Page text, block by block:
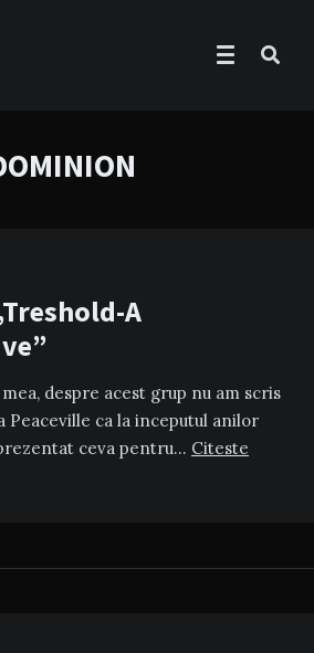
A
despre acest grup nu am scris
Peaceville ca la inceputul anilor
ceva pentru… Citeste